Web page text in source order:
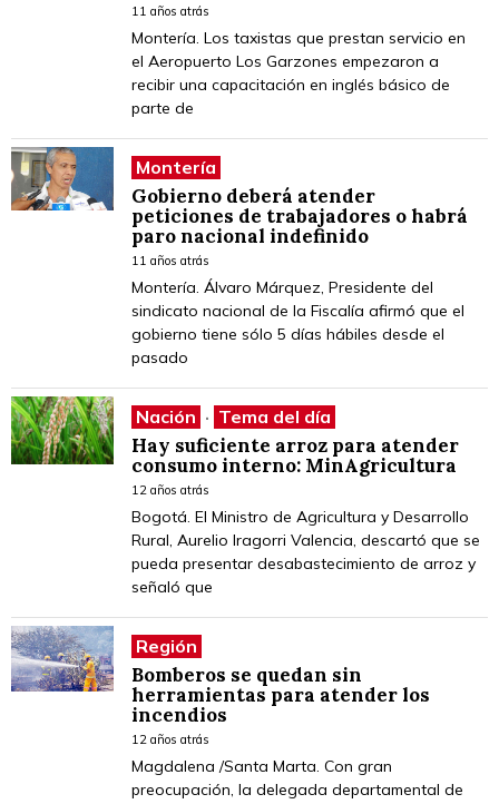
11 años atrás
Montería. Los taxistas que prestan servicio en
el Aeropuerto Los Garzones empezaron a
recibir una capacitación en inglés básico de
parte de
Montería
Gobierno deberá atender
peticiones de trabajadores o habrá
paro nacional indefinido
11 años atrás
Montería. Álvaro Márquez, Presidente del
sindicato nacional de la Fiscalía afirmó que el
gobierno tiene sólo 5 días hábiles desde el
pasado
Nación · Tema del día
Hay suficiente arroz para atender
consumo interno: MinAgricultura
12 años atrás
Bogotá. El Ministro de Agricultura y Desarrollo
Rural, Aurelio Iragorri Valencia, descartó que se
pueda presentar desabastecimiento de arroz y
señaló que
Región
Bomberos se quedan sin
herramientas para atender los
incendios
12 años atrás
Magdalena /Santa Marta. Con gran
preocupación, la delegada departamental de